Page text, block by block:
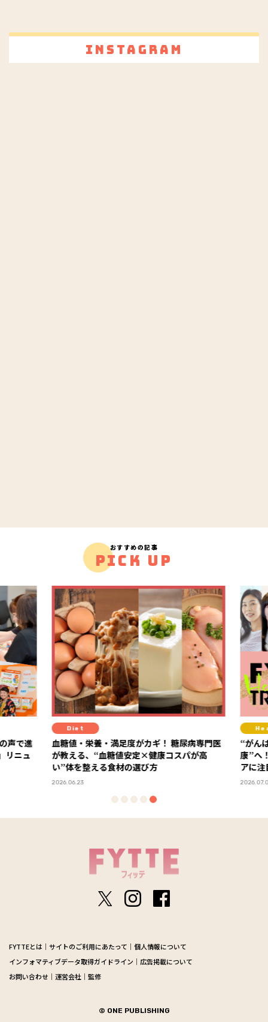
Instagram
おすすめの記事
PICK UP
声で進
ニュ
Diet
血糖値・栄養・満足度がカギ！ 糖尿病専門医
が教える、“血糖値安定×健康コスパが高
い”体を整える食材の選び方
2026.06.23
“がん
康”へ
アに注
2026.07.01
FYTTEとは サイトのご利用にあたって
個人情報について
インフォマティブデータ取得ガイドライン
広告掲載について
お問い合わせ
運営会社 監修
© ONE PUBLISHING